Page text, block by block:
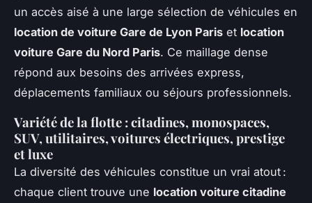
un accès aisé à une large sélection de véhicules en
location de voiture Gare de Lyon Paris et location
voiture Gare du Nord Paris. Ce maillage dense
répond aux besoins des arrivées express,
déplacements familiaux ou séjours professionnels.
Variété de la flotte : citadines, monospaces,
SUV, utilitaires, voitures électriques, prestige
et luxe
La diversité des véhicules constitue un vrai atout :
chaque client trouve une location voiture citadine